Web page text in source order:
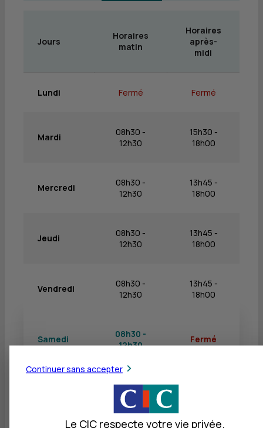
Jours
Horaires
matin
Horaires
après-
midi
Lundi Fermé Fermé
Mardi
08h30 -
12h30
15h30 -
18h00
Mercredi
08h30 -
12h30
13h45 -
18h00
Jeudi
08h30 -
12h30
13h45 -
18h00
Vendredi
08h30 -
12h30
13h45 -
18h00
Samedi
08h30 -
12h30
Fermé
Fermé
Continuer sans accepter
Le CIC respecte votre vie privée.